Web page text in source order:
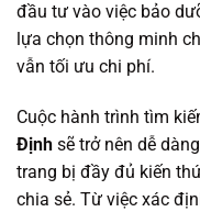
đầu tư vào việc bảo
lựa chọn thông minh
vẫn tối ưu chi phí.
Cuộc hành trình tìm
Định sẽ trở nên dễ
trang bị đầy đủ kiến
chia sẻ. Từ việc xác